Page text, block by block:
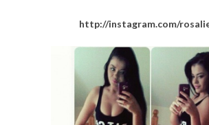
http://instagram.com/